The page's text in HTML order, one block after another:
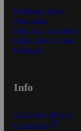
Ensitilaajan ohjeet
Näin maksat
Näin tilaat ja muokkaat
Kaikki ohjeet ja vinkit
In English
Info
S-Business yrityksille
Oiva-raportit